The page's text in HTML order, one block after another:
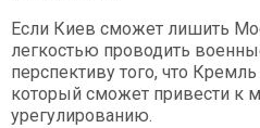
Если Киев сможет лишить
легкостью проводить
перспективу того, что
который сможет привести к
урегулированию.